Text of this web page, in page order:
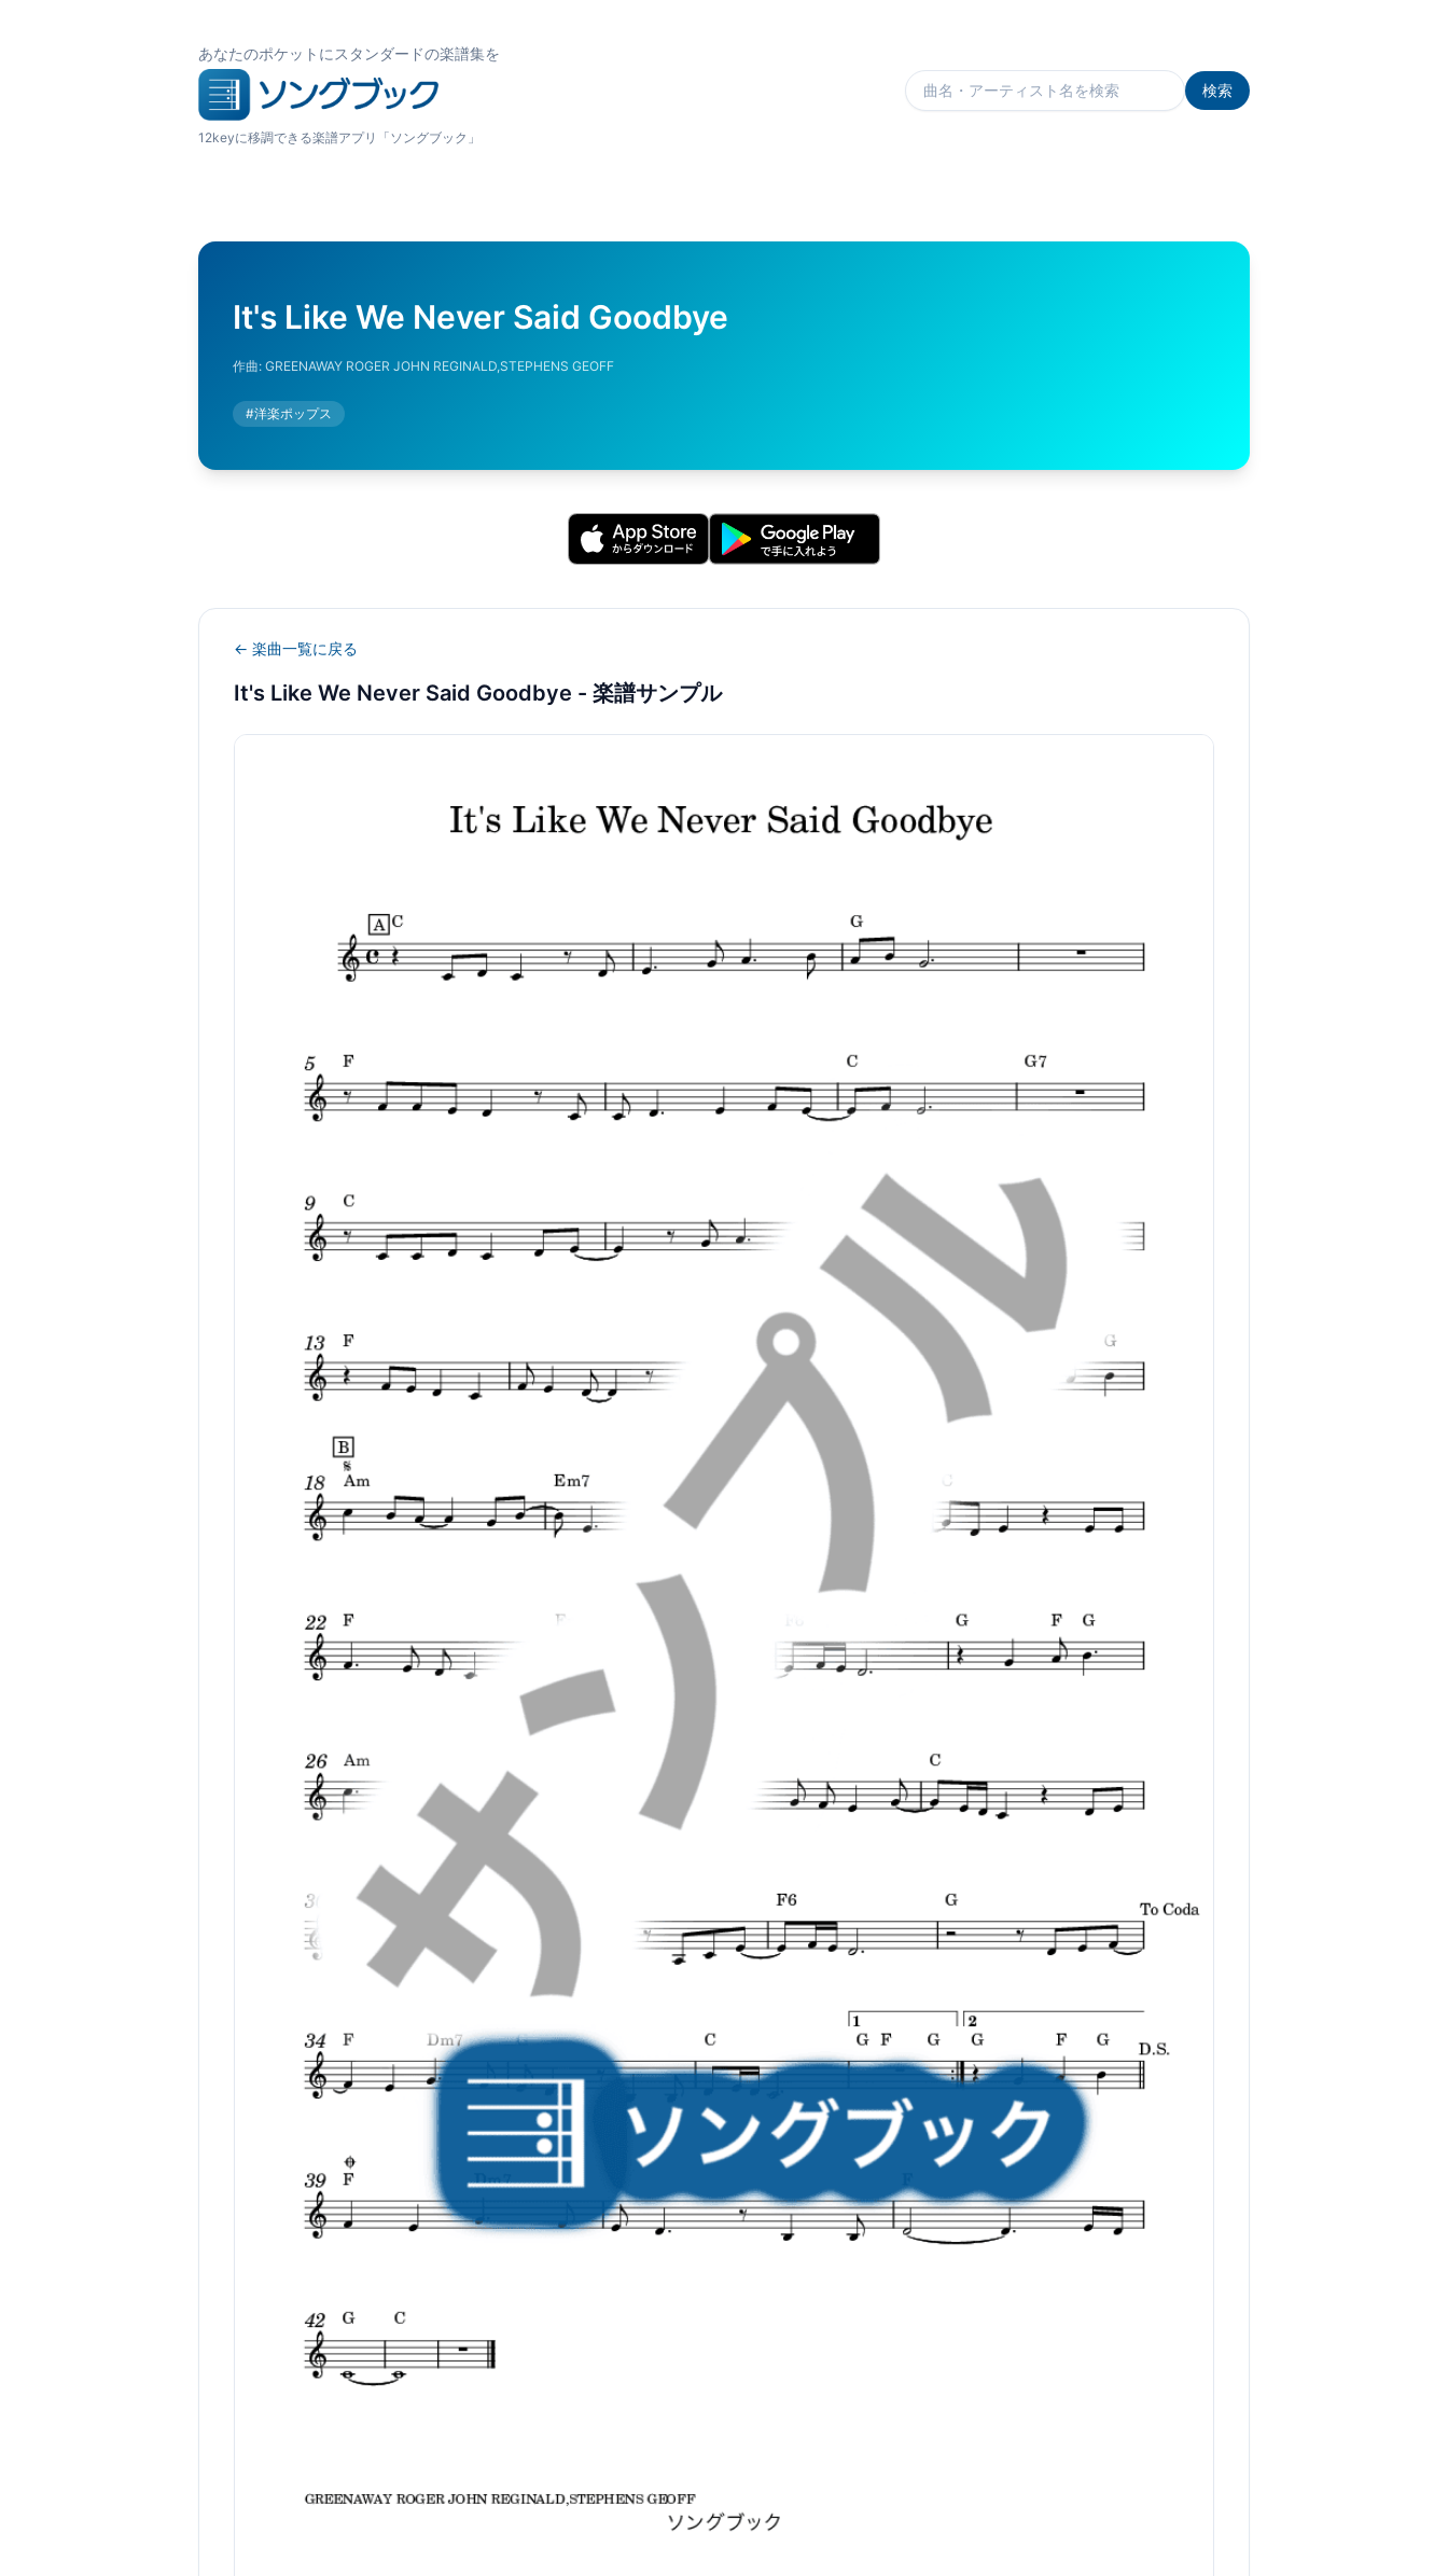
あなたのポケットにスタンダードの楽譜集を
12keyに移調できる楽譜アプリ「ソングブック」
楽曲を検索
検索
It's Like We Never Said Goodbye
作曲: GREENAWAY ROGER JOHN REGINALD,STEPHENS GEOFF
#洋楽ポップス
← 楽曲一覧に戻る
It's Like We Never Said Goodbye - 楽譜サンプル